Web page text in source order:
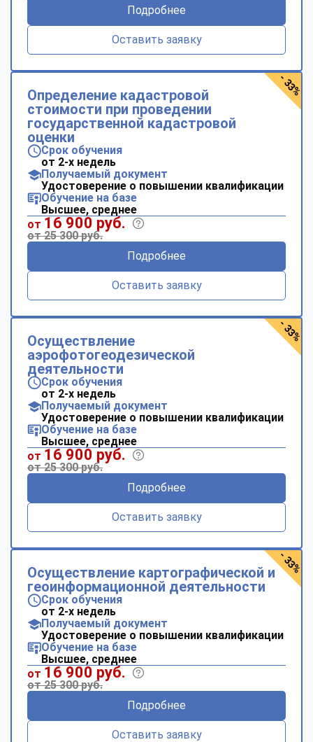
Подробнее
Оставить заявку
Определение кадастровой
стоимости при проведении
государственной кадастровой
оценки
Срок обучения
от 2-х недель
Получаемый документ
Удостоверение о повышении квалификации
Обучение на базе
Высшее, среднее
от 16 900 руб.
от 25 300 руб.
Подробнее
Оставить заявку
- 33%
Осуществление
аэрофотогеодезической
деятельности
Срок обучения
от 2-х недель
Получаемый документ
Удостоверение о повышении квалификации
Обучение на базе
Высшее, среднее
от 16 900 руб.
от 25 300 руб.
Подробнее
Оставить заявку
- 33%
Осуществление картографической и
геоинформационной деятельности
Срок обучения
от 2-х недель
Получаемый документ
Удостоверение о повышении квалификации
Обучение на базе
Высшее, среднее
от 16 900 руб.
от 25 300 руб.
Подробнее
Оставить заявку
- 33%